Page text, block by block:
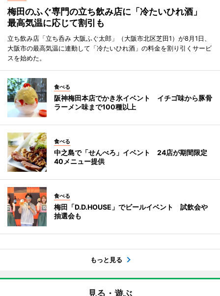
梅田のふぐ専門の立ち飲み店に「冷たいひれ酒」
最高気温に応じて割引も
立ち飲み店「立ち呑み 大阪ふぐ太郎」（大阪市北区芝田1）が8月1日、
大阪市の最高気温に連動して「冷たいひれ酒」の料金を割り引くサービ
スを始めた。
食べる
阪神梅田本店でかき氷イベント イチゴ味から豚骨
ラーメン味まで100種以上
食べる
中之島で「せんべろ」イベント 24店が期間限定
40メニュー提供
食べる
梅田「D.D.HOUSE」でビールイベント 試飲会や
抽選会も
もっと見る
見る・遊ぶ